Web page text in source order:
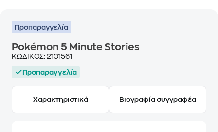
Προπαραγγελία
Pokémon 5 Minute Stories
ΚΩΔΙΚΟΣ: 2101561
Προπαραγγελία
Χαρακτηριστικά Βιογραφία συγγραφέα